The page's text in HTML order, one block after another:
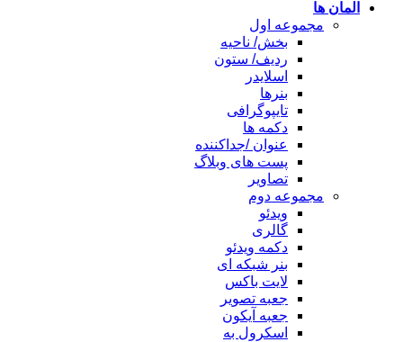
مجموعه اول
بخش/ ناحیه
ردیف/ ستون
تایپوگرافی
عنوان /جداکننده
پست های وبلاگ
مجموعه دوم
دکمه ویدئو
بنر شبکه ای
لایت باکس
جعبه تصویر
جعبه آیکون
اسکرول به